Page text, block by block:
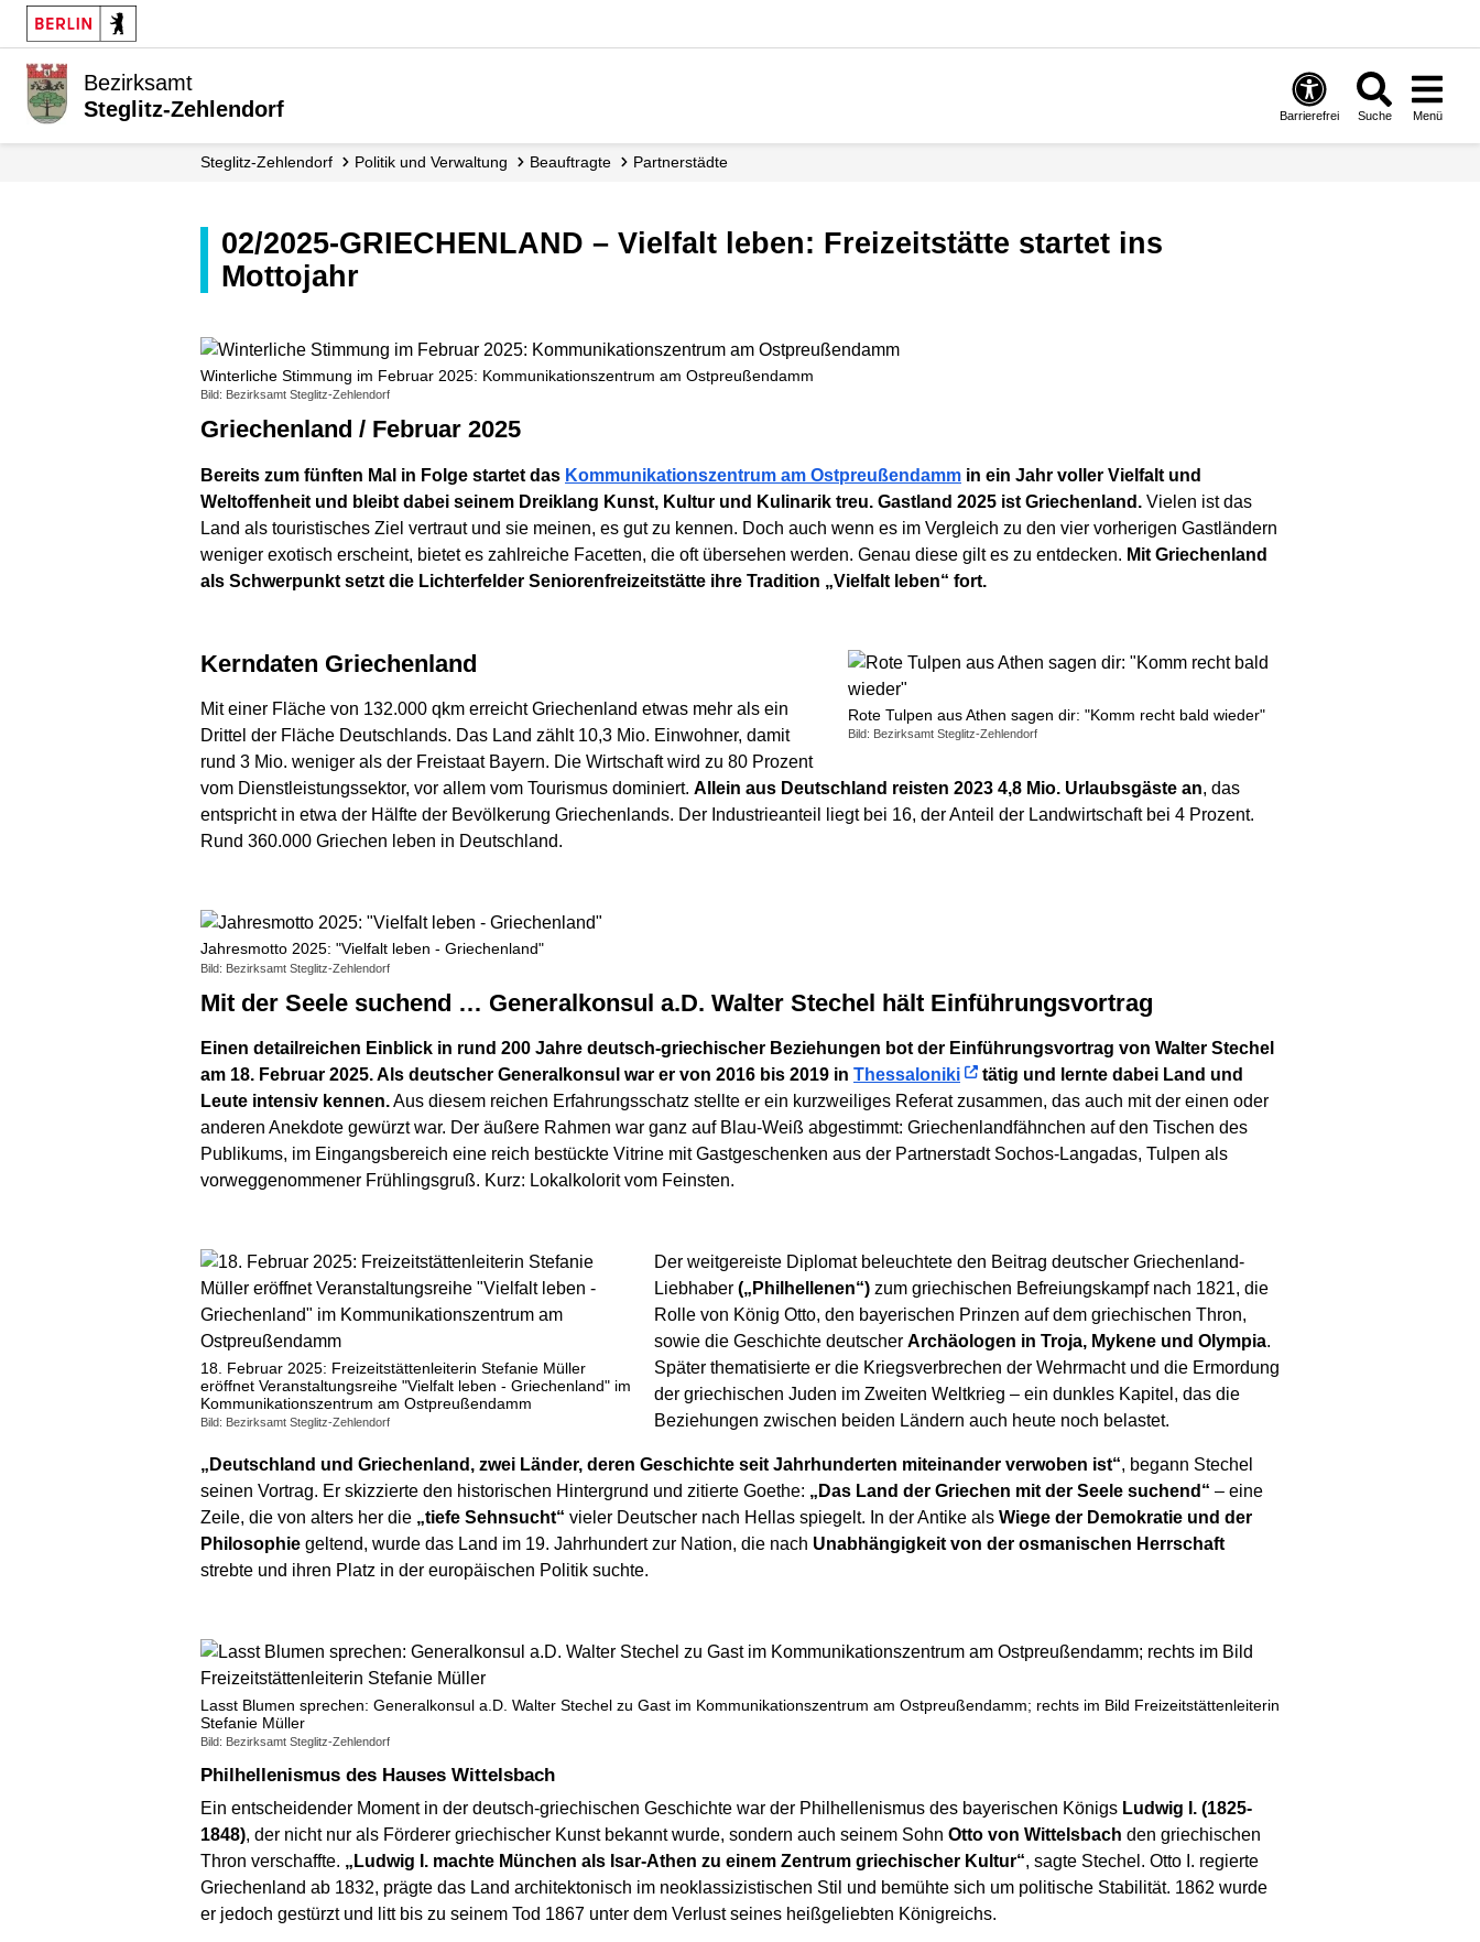
Bezirksamt
Steglitz-Zehlendorf
Barrierefrei Suche Menü
Steglitz-Zehlendorf Politik und Verwaltung Beauftragte Partnerstädte
02/2025-GRIECHENLAND – Vielfalt leben: Freizeitstätte startet ins
Mottojahr
Winterliche Stimmung im Februar 2025: Kommunikationszentrum am Ostpreußendamm
Bild: Bezirksamt Steglitz-Zehlendorf
Griechenland / Februar 2025
Bereits zum fünften Mal in Folge startet das Kommunikationszentrum am Ostpreußendamm in ein Jahr voller Vielfalt und
Weltoffenheit und bleibt dabei seinem Dreiklang Kunst, Kultur und Kulinarik treu. Gastland 2025 ist Griechenland. Vielen ist das
Land als touristisches Ziel vertraut und sie meinen, es gut zu kennen. Doch auch wenn es im Vergleich zu den vier vorherigen Gastländern
weniger exotisch erscheint, bietet es zahlreiche Facetten, die oft übersehen werden. Genau diese gilt es zu entdecken. Mit Griechenland
als Schwerpunkt setzt die Lichterfelder Seniorenfreizeitstätte ihre Tradition „Vielfalt leben“ fort.
Rote Tulpen aus Athen sagen dir: "Komm recht bald wieder"
Bild: Bezirksamt Steglitz-Zehlendorf
Kerndaten Griechenland
Mit einer Fläche von 132.000 qkm erreicht Griechenland etwas mehr als ein
Drittel der Fläche Deutschlands. Das Land zählt 10,3 Mio. Einwohner, damit
rund 3 Mio. weniger als der Freistaat Bayern. Die Wirtschaft wird zu 80 Prozent
vom Dienstleistungssektor, vor allem vom Tourismus dominiert. Allein aus Deutschland reisten 2023 4,8 Mio. Urlaubsgäste an, das
entspricht in etwa der Hälfte der Bevölkerung Griechenlands. Der Industrieanteil liegt bei 16, der Anteil der Landwirtschaft bei 4 Prozent.
Rund 360.000 Griechen leben in Deutschland.
Jahresmotto 2025: "Vielfalt leben - Griechenland"
Bild: Bezirksamt Steglitz-Zehlendorf
Mit der Seele suchend … Generalkonsul a.D. Walter Stechel hält Einführungsvortrag
Einen detailreichen Einblick in rund 200 Jahre deutsch-griechischer Beziehungen bot der Einführungsvortrag von Walter Stechel
am 18. Februar 2025. Als deutscher Generalkonsul war er von 2016 bis 2019 in Thessaloniki
tätig und lernte dabei Land und
Leute intensiv kennen.Aus diesem reichen Erfahrungsschatz stellte er ein kurzweiliges Referat zusammen, das auch mit der einen oder
anderen Anekdote gewürzt war. Der äußere Rahmen war ganz auf Blau-Weiß abgestimmt: Griechenlandfähnchen auf den Tischen des
Publikums, im Eingangsbereich eine reich bestückte Vitrine mit Gastgeschenken aus der Partnerstadt Sochos-Langadas, Tulpen als
vorweggenommener Frühlingsgruß. Kurz: Lokalkolorit vom Feinsten.
18. Februar 2025: Freizeitstättenleiterin Stefanie Müller
eröffnet Veranstaltungsreihe "Vielfalt leben - Griechenland" im
Kommunikationszentrum am Ostpreußendamm
Bild: Bezirksamt Steglitz-Zehlendorf
Der weitgereiste Diplomat beleuchtete den Beitrag deutscher Griechenland-
Liebhaber („Philhellenen“) zum griechischen Befreiungskampf nach 1821, die
Rolle von König Otto, den bayerischen Prinzen auf dem griechischen Thron,
sowie die Geschichte deutscher Archäologen in Troja, Mykene und Olympia.
Später thematisierte er die Kriegsverbrechen der Wehrmacht und die Ermordung
der griechischen Juden im Zweiten Weltkrieg – ein dunkles Kapitel, das die
Beziehungen zwischen beiden Ländern auch heute noch belastet.
„Deutschland und Griechenland, zwei Länder, deren Geschichte seit Jahrhunderten miteinander verwoben ist“, begann Stechel
seinen Vortrag. Er skizzierte den historischen Hintergrund und zitierte Goethe: „Das Land der Griechen mit der Seele suchend“ – eine
Zeile, die von alters her die „tiefe Sehnsucht“ vieler Deutscher nach Hellas spiegelt. In der Antike als Wiege der Demokratie und der
Philosophie geltend, wurde das Land im 19. Jahrhundert zur Nation, die nach Unabhängigkeit von der osmanischen Herrschaft
strebte und ihren Platz in der europäischen Politik suchte.
Lasst Blumen sprechen: Generalkonsul a.D. Walter Stechel zu Gast im Kommunikationszentrum am Ostpreußendamm; rechts im Bild Freizeitstättenleiterin
Stefanie Müller
Bild: Bezirksamt Steglitz-Zehlendorf
Philhellenismus des Hauses Wittelsbach
Ein entscheidender Moment in der deutsch-griechischen Geschichte war der Philhellenismus des bayerischen Königs Ludwig I. (1825-
1848), der nicht nur als Förderer griechischer Kunst bekannt wurde, sondern auch seinem Sohn Otto von Wittelsbach den griechischen
Thron verschaffte. „Ludwig I. machte München als Isar-Athen zu einem Zentrum griechischer Kultur“, sagte Stechel. Otto I. regierte
Griechenland ab 1832, prägte das Land architektonisch im neoklassizistischen Stil und bemühte sich um politische Stabilität. 1862 wurde
er jedoch gestürzt und litt bis zu seinem Tod 1867 unter dem Verlust seines heißgeliebten Königreichs.